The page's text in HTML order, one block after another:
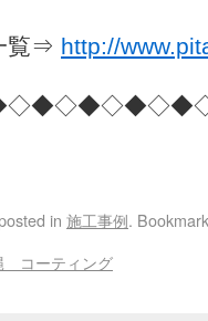
覧⇒ http://
in 施工事例.
コーティング